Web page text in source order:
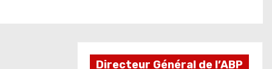
Directeur Général de l’ABP